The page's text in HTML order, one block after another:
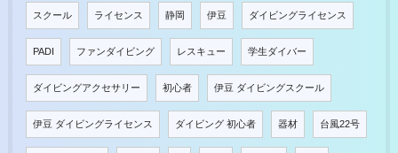
スクール ライセンス 静岡 伊豆 ダイビングライセンス
PADI ファンダイビング レスキュー 学生ダイバー
ダイビングアクセサリー 初心者 伊豆 ダイビングスクール
伊豆 ダイビングライセンス ダイビング 初心者 器材 台風22号